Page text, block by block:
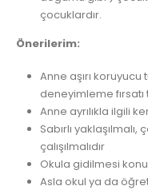
çocuklardır.
Önerilerim:
Anne aşırı
deneyimleme fırsatı
Anne ayrılıkla ilgili
Sabırlı
çalışılmalıdır
Okula gidilmesi
Asla okul ya da